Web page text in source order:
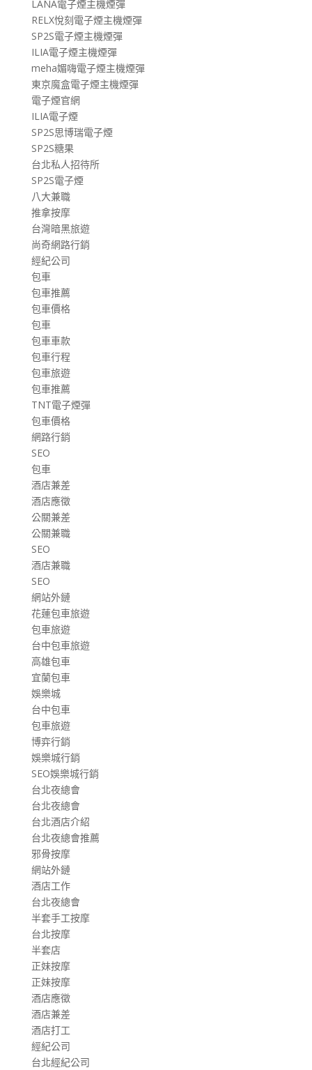
LANA電子煙主機煙彈
RELX悅刻電子煙主機煙彈
SP2S電子煙主機煙彈
ILIA電子煙主機煙彈
meha媚嗨電子煙主機煙彈
東京魔盒電子煙主機煙彈
電子煙官網
ILIA電子煙
SP2S思博瑞電子煙
SP2S糖果
台北私人招待所
SP2S電子煙
八大兼職
推拿按摩
台灣暗黑旅遊
尚奇網路行銷
經紀公司
包車
包車推薦
包車價格
包車
包車車款
包車行程
包車旅遊
包車推薦
TNT電子煙彈
包車價格
網路行銷
SEO
包車
酒店兼差
酒店應徵
公關兼差
公關兼職
SEO
酒店兼職
SEO
網站外鏈
花蓮包車旅遊
包車旅遊
台中包車旅遊
高雄包車
宜蘭包車
娛樂城
台中包車
包車旅遊
博弈行銷
娛樂城行銷
SEO娛樂城行銷
台北夜總會
台北夜總會
台北酒店介紹
台北夜總會推薦
邪骨按摩
網站外鏈
酒店工作
台北夜總會
半套手工按摩
台北按摩
半套店
正妹按摩
正妹按摩
酒店應徵
酒店兼差
酒店打工
經紀公司
台北經紀公司